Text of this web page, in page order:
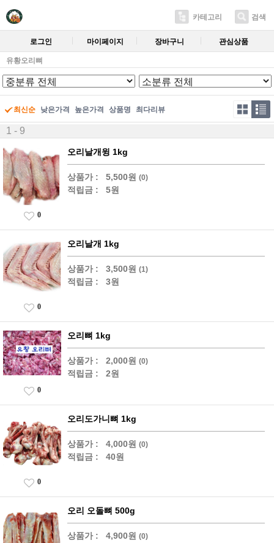
카테고리 검색
로그인 마이페이지 장바구니 관심상품
유황오리뼈
최신순 낮은가격 높은가격 상품명 최다리뷰
1 - 9
오리날개윙 1kg
상품가 : 5,500원 (0)
적립금 : 5원
0
오리날개 1kg
상품가 : 3,500원 (1)
적립금 : 3원
0
오리뼈 1kg
상품가 : 2,000원 (0)
적립금 : 2원
0
오리도가니뼈 1kg
상품가 : 4,000원 (0)
적립금 : 40원
0
오리 오돌뼈 500g
상품가 : 4,900원 (0)